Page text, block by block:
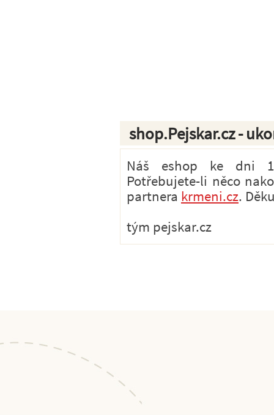
shop.Pejskar.cz -
Náš eshop ke dni
Potřebujete-li něco
partnera krmeni.cz.
tým pejskar.cz